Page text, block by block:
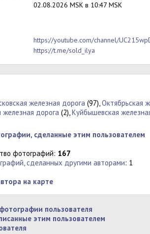
02.08.2026 MSK в 10:47 MSK
https://youtube.com/channel/
https://t.me/sold_ilya
железная дорога (97),Октябрьская
железная дорога (2),Куйбышевская
сделанные этим пользователем
фотографий: 167
сделанных другими авторами: 1
на карте
пользователя
этим пользователем